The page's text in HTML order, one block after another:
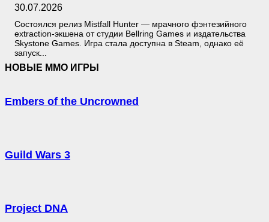
30.07.2026
Состоялся релиз Mistfall Hunter — мрачного фэнтезийного
extraction-экшена от студии Bellring Games и издательства
Skystone Games. Игра стала доступна в Steam, однако её
запуск...
НОВЫЕ MMO ИГРЫ
Embers of the Uncrowned
Guild Wars 3
Project DNA